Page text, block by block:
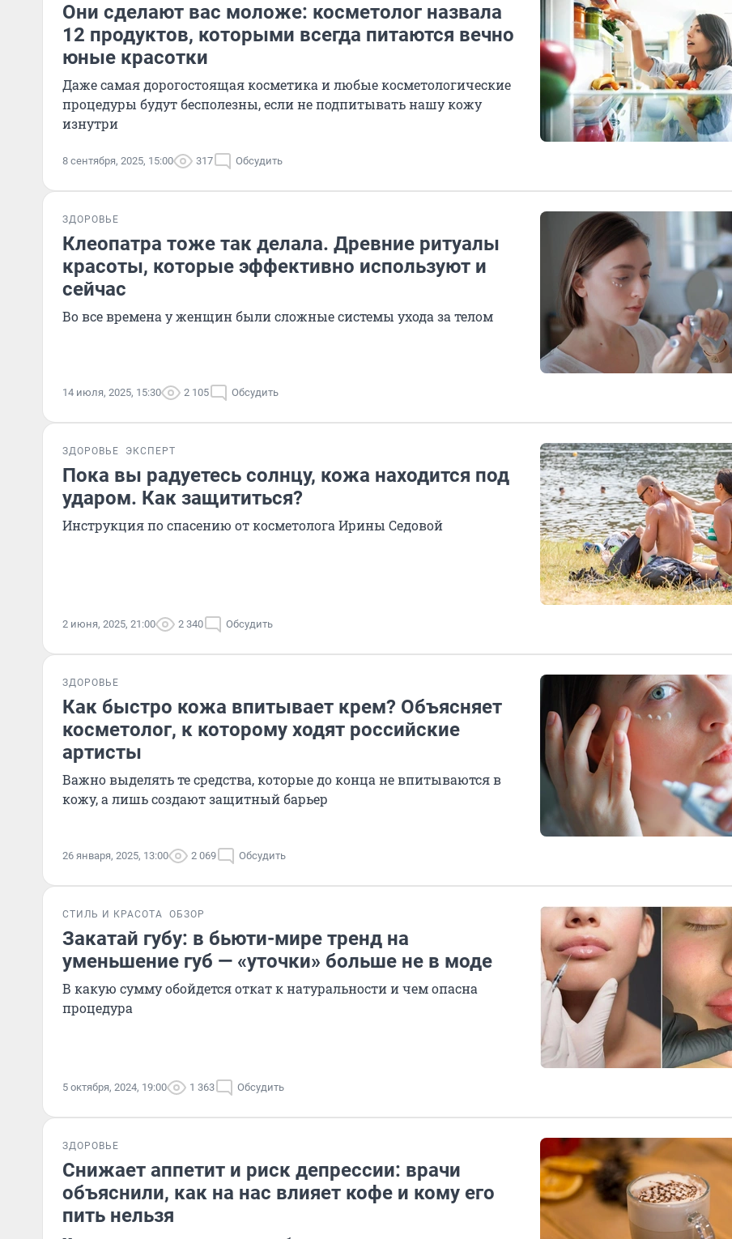
Они сделают вас моложе: косметолог назвала
12 продуктов, которыми всегда питаются вечно
юные красотки
Даже самая дорогостоящая косметика и любые косметологические
процедуры будут бесполезны, если не подпитывать нашу кожу
изнутри
8 сентября, 2025, 15:00 317 Обсудить
ЗДОРОВЬЕ
Клеопатра тоже так делала. Древние ритуалы
красоты, которые эффективно используют и
сейчас
Во все времена у женщин были сложные системы ухода за телом
14 июля, 2025, 15:30 2 105 Обсудить
ЗДОРОВЬЕ ЭКСПЕРТ
Пока вы радуетесь солнцу, кожа находится под
ударом. Как защититься?
Инструкция по спасению от косметолога Ирины Седовой
2 июня, 2025, 21:00 2 340 Обсудить
ЗДОРОВЬЕ
Как быстро кожа впитывает крем? Объясняет
косметолог, к которому ходят российские
артисты
Важно выделять те средства, которые до конца не впитываются в
кожу, а лишь создают защитный барьер
26 января, 2025, 13:00 2 069 Обсудить
СТИЛЬ И КРАСОТА ОБЗОР
Закатай губу: в бьюти-мире тренд на
уменьшение губ — «уточки» больше не в моде
В какую сумму обойдется откат к натуральности и чем опасна
процедура
5 октября, 2024, 19:00 1 363 Обсудить
ЗДОРОВЬЕ
Снижает аппетит и риск депрессии: врачи
объяснили, как на нас влияет кофе и кому его
пить нельзя